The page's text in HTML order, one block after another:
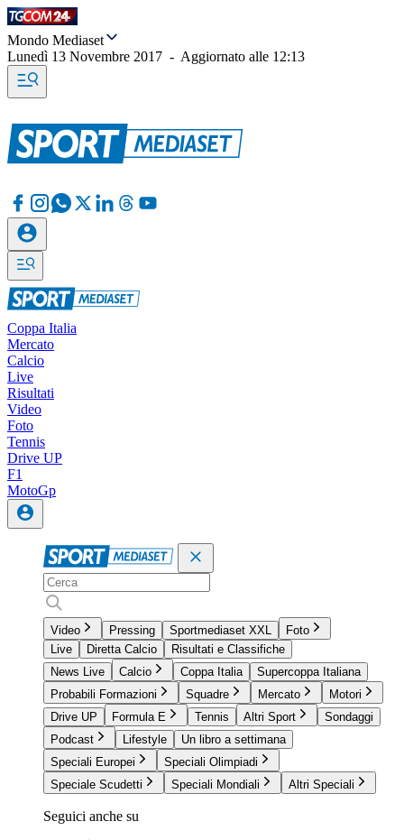
Mondo Mediaset
Lunedì 13 Novembre 2017 - Aggiornato alle 12:13
Coppa Italia
Mercato
Calcio
Live
Risultati
Video
Foto
Tennis
Drive UP
F1
MotoGp
Video Pressing Sportmediaset XXL
Foto
Live
Diretta Calcio
Risultati e Classifiche
News Live
Calcio Coppa Italia
Supercoppa Italiana
Probabili Formazioni
Squadre Mercato
Motori
Drive UP
Formula E Tennis Altri Sport
Sondaggi
Podcast
Lifestyle
Un libro a settimana
Speciali Europei
Speciali Olimpiadi
Speciale Scudetti
Speciali Mondiali Altri Speciali
Seguici anche su